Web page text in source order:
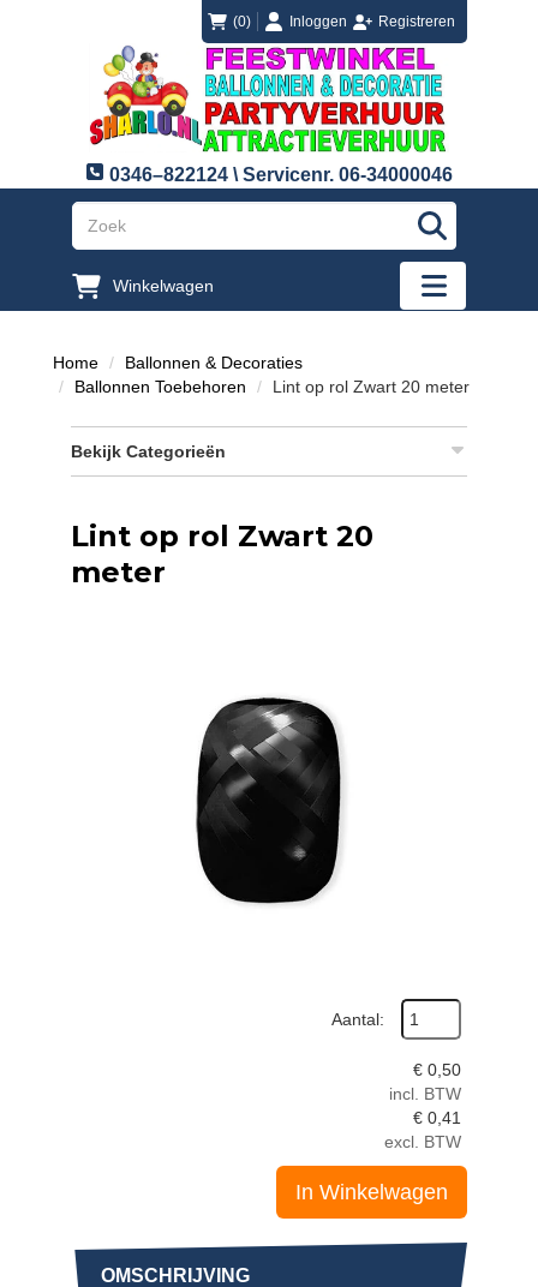
(0) loginInloggen
registreren Registreren
0346–822124 \ Servicenr. 06-34000046
"Zoeken
Winkelwagen
"Toggle
Home
Ballonnen & Decoraties
Ballonnen Toebehoren
Lint op rol Zwart 20 meter
Bekijk Categorieën
Lint op rol Zwart 20
meter
Aantal:
€ 0,50
incl. BTW
€ 0,41
excl. BTW
In Winkelwagen
OMSCHRIJVING